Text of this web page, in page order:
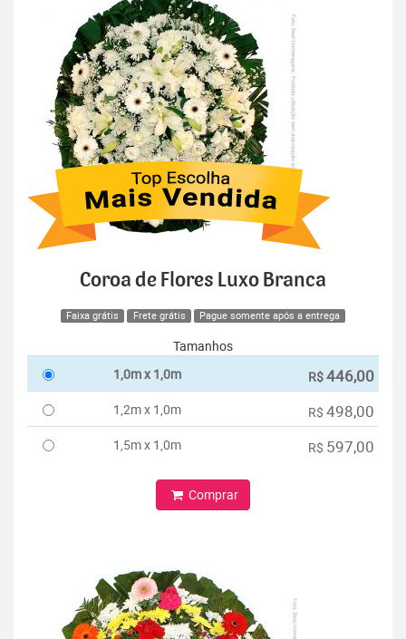
Coroa de Flores Luxo Branca
Faixa grátis Frete grátis Pague somente após a entrega
Tamanhos
1,0m x 1,0m
R$446,00
1,2m x 1,0m R$ 498,00
1,5m x 1,0m R$ 597,00
Comprar